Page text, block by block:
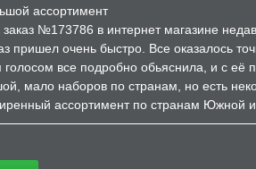
ассортимент
№173786 в интернет магазине
пришел очень быстро. Все оказалось
все подробно обьяснила, и с
мало наборов по странам, но есть
ассортимент по странам Южной